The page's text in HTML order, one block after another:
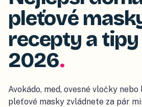
pleťové
recepty a
2026.
Avokádo, med, ovesné vločky
pleťové masky zvládnete za pár